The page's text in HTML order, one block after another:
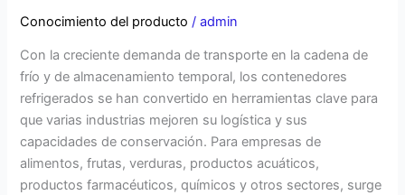
Conocimiento del producto /admin
Con la creciente demanda de transporte en la cadena de
frío y de almacenamiento temporal, los contenedores
refrigerados se han convertido en herramientas clave para
que varias industrias mejoren su logística y sus
capacidades de conservación. Para empresas de
alimentos, frutas, verduras, productos acuáticos,
productos farmacéuticos, químicos y otros sectores, surge
¿Qué
es
más
Rentable?
Análisis
Profesional